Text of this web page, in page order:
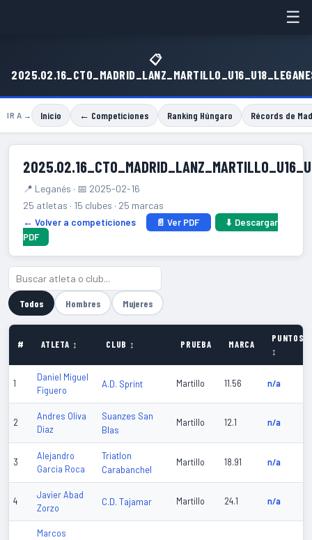
☰
📋
IR A → Inicio ← Competiciones Ranking Húngaro Récords de
📍 Leganés · 📅 2025-02-16
25 atletas · 15 clubes · 25 marcas
← Volver a competiciones
📄 Ver PDF
⬇ Descargar
PDF
Todos Hombres Mujeres
# ATLETA ↕ CLUB ↕ PRUEBA MARCA
PUNTOS
↕
1
Daniel Miguel
Figuero
A.D. Sprint Martillo 11.56 n/a
2
Andres Oliva
Diaz
Suanzes San
Blas
Martillo 12.1 n/a
3
Alejandro
Garcia Roca
Triatlon
Carabanchel
Martillo 18.91 n/a
4
Javier Abad
Zorzo
C.D. Tajamar Martillo 24.1 n/a
Marcos